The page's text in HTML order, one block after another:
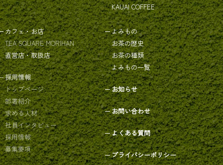
KAUAI COFFEE
カフェ・お店
TEA SQUARE MORIHAN
直営店・取扱店
採用情報
トップページ
部署紹介
求める人材
社員インタビュー
採用情報
募集要項
よみもの
お茶の歴史
お茶の種類
よみもの一覧
お知らせ
お問い合わせ
よくある質問
プライバシーポリシー